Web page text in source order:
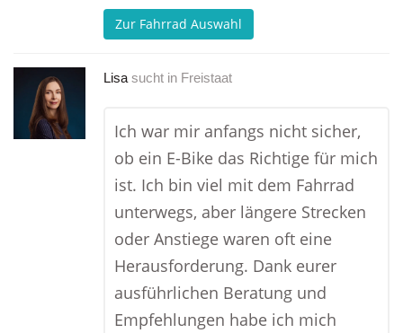
Zur Fahrrad Auswahl
Lisa sucht in Freistaat
Ich war mir anfangs nicht sicher,
ob ein E-Bike das Richtige für mich
ist. Ich bin viel mit dem Fahrrad
unterwegs, aber längere Strecken
oder Anstiege waren oft eine
Herausforderung. Dank eurer
ausführlichen Beratung und
Empfehlungen habe ich mich